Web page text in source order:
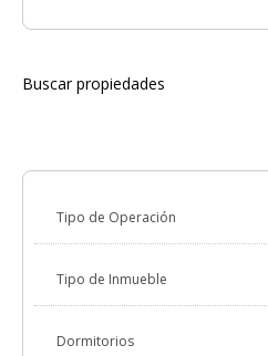
Buscar propiedades